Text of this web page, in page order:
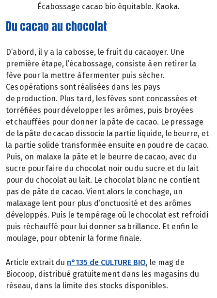
Écabossage cacao bio équitable. Kaoka.
Du cacao au chocolat
D’abord, il y a la cabosse, le fruit du cacaoyer. Une
première étape, l’écabossage, consiste à en retirer la
fève pour la mettre à fermenter puis sécher.
Ces opérations sont réalisées dans les pays
de production. Plus tard, les fèves sont concassées et
torréfiées pour développer les arômes, puis broyées
et chauffées pour donner la pâte de cacao. Le pressage
de la pâte de cacao dissocie la partie liquide, le beurre, et
la partie solide transformée ensuite en poudre de cacao.
Puis, on malaxe la pâte et le beurre de cacao, avec du
sucre pour faire du chocolat noir ou du sucre et du lait
pour du chocolat au lait. Le chocolat blanc ne contient
pas de pâte de cacao. Vient alors le conchage, un
malaxage lent pour plus d’onctuosité et des arômes
développés. Puis le tempérage où le chocolat est refroidi
puis réchauffé pour lui donner sa brillance. Et enfin le
moulage, pour obtenir la forme finale.
Article extrait du n°135 de CULTURE BIO, le mag de
Biocoop, distribué gratuitement dans les magasins du
réseau, dans la limite des stocks disponibles.